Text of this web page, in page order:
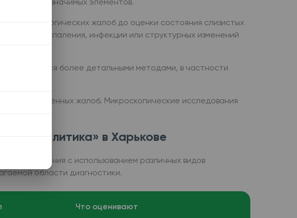
и урологических жалоб до оценки состояния слизистых
воспаления, инфекции или структурных изменений
дополняется более детальными методами, в частности
без выраженных жалоб. Микроскопические исследования
«Аналитика» в Харькове
исследования с использованием различных видов
области диагностики.
Что оценивают